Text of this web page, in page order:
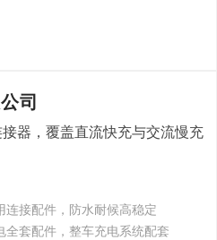
司
器，覆盖直流快充与交流慢充
接配件，防水耐候高稳定
套配件，整车充电系统配套